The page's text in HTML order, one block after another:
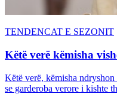
TENDENCAT E SEZONIT
Këtë verë këmisha
Këtë verë, këmisha
se garderoba verore i kishte